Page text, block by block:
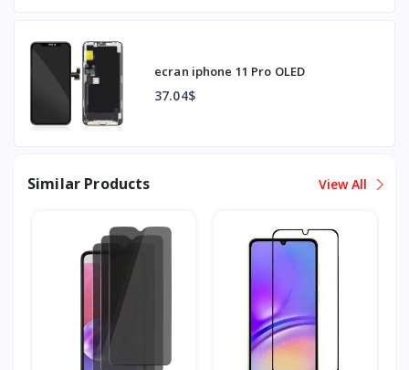
ecran iphone 11 Pro OLED
37.04$
Similar Products View All